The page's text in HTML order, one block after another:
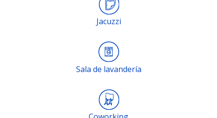
Jacuzzi
Sala de lavandería